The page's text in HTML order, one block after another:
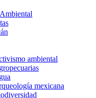
ambiental
mexicana